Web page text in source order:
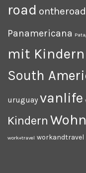
road ontheroad
Panamericana
mit Kindern
South
uruguay vanlife
Kindern
work+travel workandtravel